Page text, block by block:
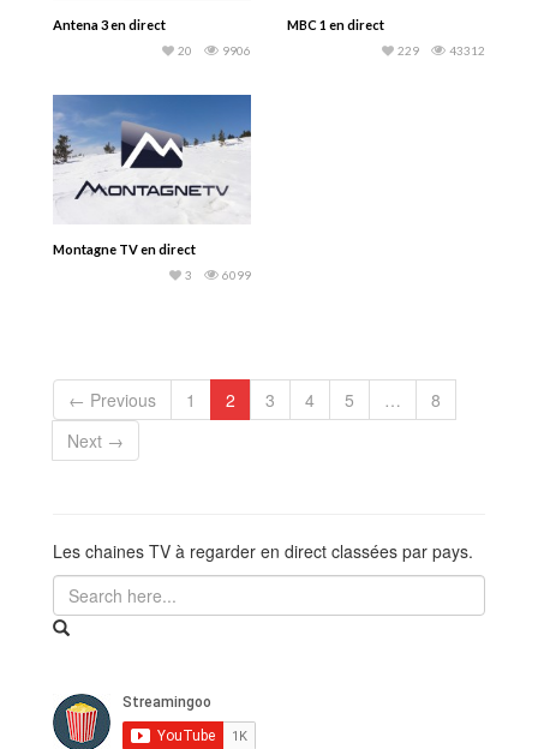
Antena 3 en direct
9906
20
MBC 1 en direct
43312
229
Montagne TV en direct
6099
3
← Previous 1 2 3 4 5 …
8
Next →
Les chaines TV à regarder en direct classées par pays.